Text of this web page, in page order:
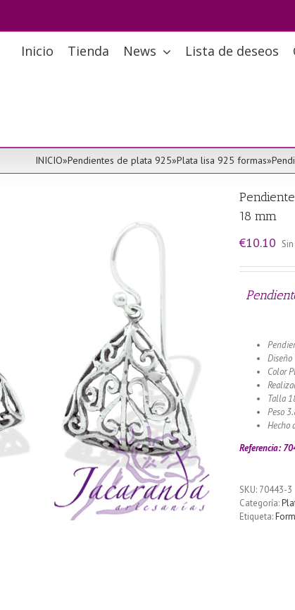
Inicio Tienda News Lista de deseos
INICIO»Pendientes de plata 925»Plata lisa 925 formas»
18 mm
€10.10
Color
Talla
Peso
Hecho
Referencia:
SKU: 70443-3
Categoría:
Etiqueta: